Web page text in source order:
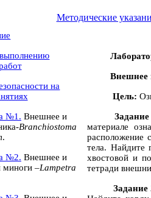
Методические
на
№1. Внешнее и
Branchiostoma
.
№2. Внешнее и
миноги –Lampetra
Внешнее
Цель:
материале
расположение
тела. Найдите
хвостовой и
тетради
Задание